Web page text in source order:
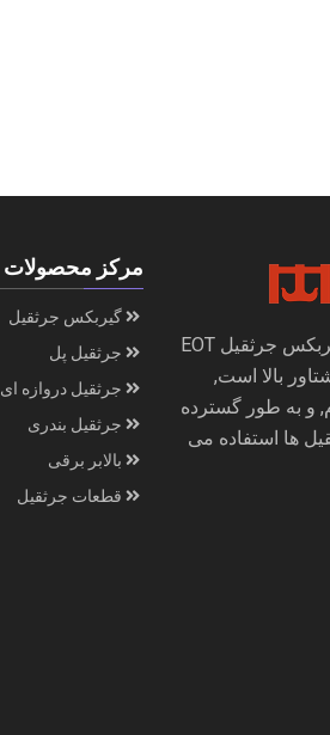
گیربکس جرثقیل, گیربکس جرثقیل EOT
بالا است,
و به طور گسترده
ها استفاده می
مرکز محصولات
گیربکس جرثقیل
جرثقیل پل
جرثقیل دروازه ای
جرثقیل بندری
بالابر برقی
قطعات جرثقیل